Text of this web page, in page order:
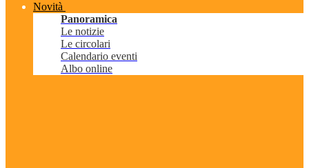
Novità
Panoramica
Le notizie
Le circolari
Calendario eventi
Albo online